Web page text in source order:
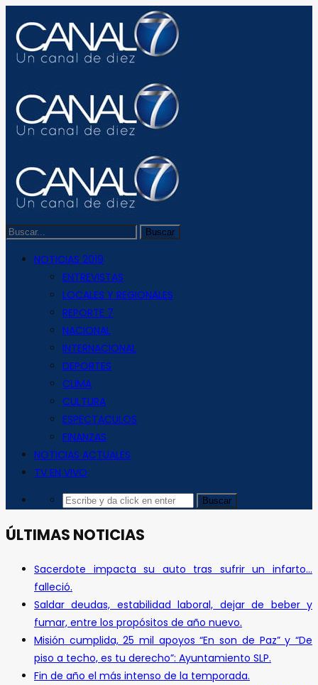
NOTICIAS 2019
ENTREVISTAS
LOCALES Y REGIONALES
REPORTE 7
NACIONAL
INTERNACIONAL
DEPORTES
CLIMA
CULTURA
ESPECTACULOS
FINANZAS
NOTICIAS ACTUALES
TV EN VIVO
ÚLTIMAS NOTICIAS
Sacerdote impacta su auto tras sufrir un infarto…
falleció.
Saldar deudas, estabilidad laboral, dejar de beber y
fumar, entre los propósitos de año nuevo.
Misión cumplida, 25 mil apoyos “En son de Paz” y “De
piso a techo, es tu derecho”: Ayuntamiento SLP.
Fin de año el más intenso de la temporada.